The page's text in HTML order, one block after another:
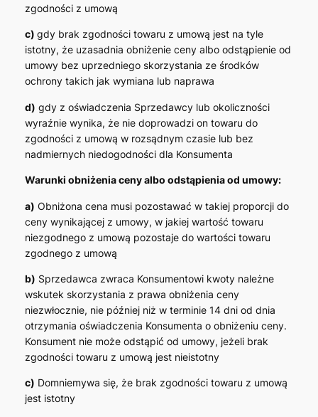
zgodności z umową
c) gdy brak zgodności towaru z umową jest na tyle
istotny, że uzasadnia obniżenie ceny albo odstąpienie od
umowy bez uprzedniego skorzystania ze środków
ochrony takich jak wymiana lub naprawa
d) gdy z oświadczenia Sprzedawcy lub okoliczności
wyraźnie wynika, że nie doprowadzi on towaru do
zgodności z umową w rozsądnym czasie lub bez
nadmiernych niedogodności dla Konsumenta
Warunki obniżenia ceny albo odstąpienia od umowy:
a) Obniżona cena musi pozostawać w takiej proporcji do
ceny wynikającej z umowy, w jakiej wartość towaru
niezgodnego z umową pozostaje do wartości towaru
zgodnego z umową
b) Sprzedawca zwraca Konsumentowi kwoty należne
wskutek skorzystania z prawa obniżenia ceny
niezwłocznie, nie później niż w terminie 14 dni od dnia
otrzymania oświadczenia Konsumenta o obniżeniu ceny.
Konsument nie może odstąpić od umowy, jeżeli brak
zgodności towaru z umową jest nieistotny
c) Domniemywa się, że brak zgodności towaru z umową
jest istotny